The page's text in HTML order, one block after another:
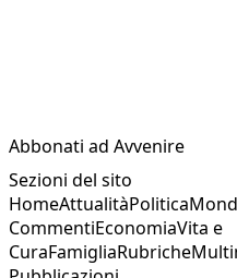
Abbonati ad Avvenire
Sezioni del sito
HomeAttualitàPolitica
CommentiEconomiaVita e
CuraFamigliaRubriche